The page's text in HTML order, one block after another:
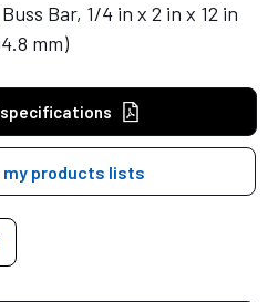
Bar, 1/4 in x 2 in x 12 in
mm)
my products lists